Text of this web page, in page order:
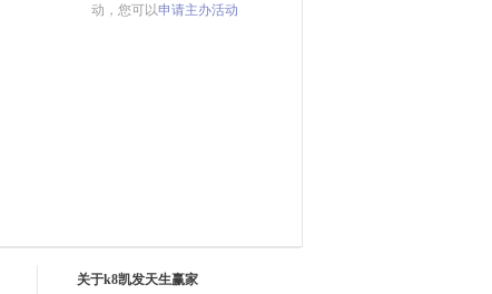
动，您可以申请主办活动
关于k8凯发天生赢家